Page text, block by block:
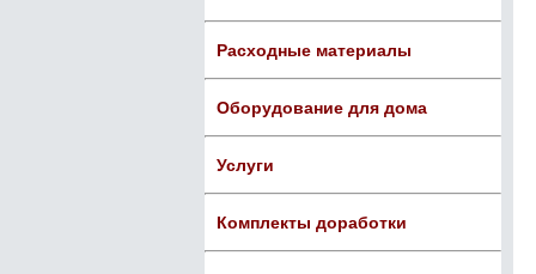
Расходные материалы
Оборудование для дома
Услуги
Комплекты доработки